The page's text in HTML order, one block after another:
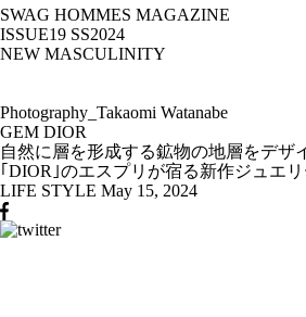
SWAG HOMMES MAGAZINE
ISSUE19 SS2024
NEW MASCULINITY
Photography_Takaomi Watanabe
GEM DIOR
自然に層を形成する鉱物の地層をデザ
｢DIOR｣のエスプリが宿る新作ジュエリ
LIFE STYLE May 15, 2024